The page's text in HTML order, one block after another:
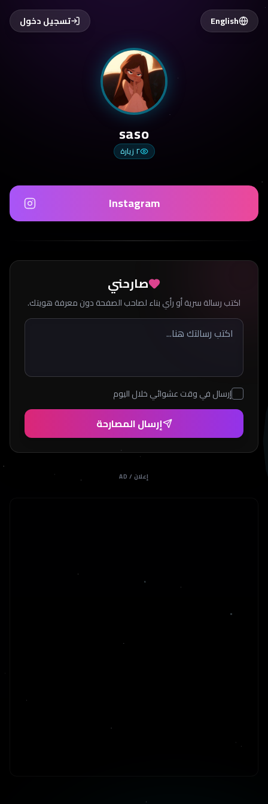
English تسجيل دخول
saso
٢ زيارة
Instagram
صارحني
اكتب رسالة سرية أو رأي بناء لصاحب الصفحة دون معرفة هويتك.
إرسال في وقت عشوائي خلال اليوم
إرسال المصارحة
إعلان / AD